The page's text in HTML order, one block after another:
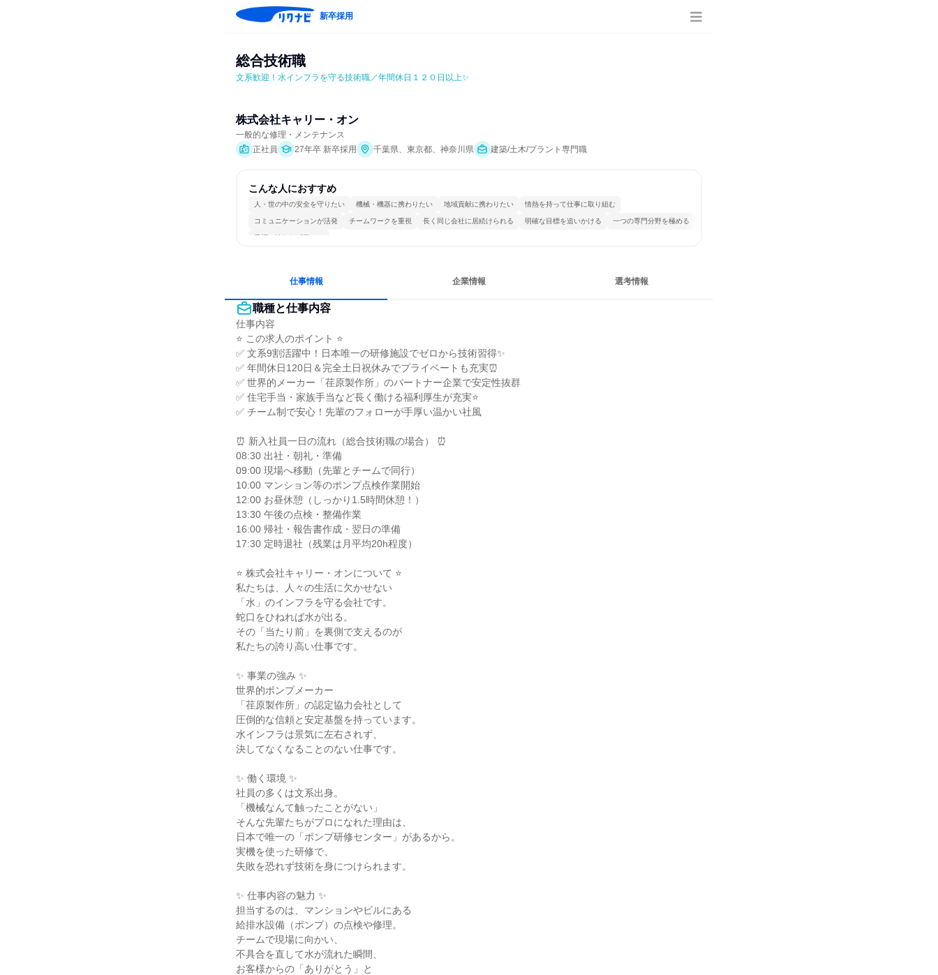
新卒採用
総合技術職
文系歓迎！水インフラを守る技術職／年間休日１２０日以上✨
株式会社キャリー・オン
一般的な修理・メンテナンス
正社員
27年卒 新卒採用 千葉県、東京都、神奈川県 建築/土木/プラント専門職
こんな人におすすめ
人・世の中の安全を守りたい 機械・機器に携わりたい 地域貢献に携わりたい 情熱を持って仕事に取り組む
コミュニケーションが活発 チームワークを重視 長く同じ会社に居続けられる 明確な目標を追いかける 一つの専門分野を極める
目標に追われず働ける
仕事情報 企業情報 選考情報
職種と仕事内容
仕事内容
⭐ この求人のポイント ⭐
✅ 文系9割活躍中！日本唯一の研修施設でゼロから技術習得✨
✅ 年間休日120日＆完全土日祝休みでプライベートも充実⏰
✅ 世界的メーカー「荏原製作所」のパートナー企業で安定性抜群
✅ 住宅手当・家族手当など長く働ける福利厚生が充実⭐
✅ チーム制で安心！先輩のフォローが手厚い温かい社風
⏰ 新入社員一日の流れ（総合技術職の場合） ⏰
08:30 出社・朝礼・準備
09:00 現場へ移動（先輩とチームで同行）
10:00 マンション等のポンプ点検作業開始
12:00 お昼休憩（しっかり1.5時間休憩！）
13:30 午後の点検・整備作業
16:00 帰社・報告書作成・翌日の準備
17:30 定時退社（残業は月平均20h程度）
⭐ 株式会社キャリー・オンについて ⭐
私たちは、人々の生活に欠かせない
「水」のインフラを守る会社です。
蛇口をひねれば水が出る。
その「当たり前」を裏側で支えるのが
私たちの誇り高い仕事です。
✨ 事業の強み ✨
世界的ポンプメーカー
「荏原製作所」の認定協力会社として
圧倒的な信頼と安定基盤を持っています。
水インフラは景気に左右されず、
決してなくなることのない仕事です。
✨ 働く環境 ✨
社員の多くは文系出身。
「機械なんて触ったことがない」
そんな先輩たちがプロになれた理由は、
日本で唯一の「ポンプ研修センター」があるから。
実機を使った研修で、
失敗を恐れず技術を身につけられます。
✨ 仕事内容の魅力 ✨
担当するのは、マンションやビルにある
給排水設備（ポンプ）の点検や修理。
チームで現場に向かい、
不具合を直して水が流れた瞬間、
お客様からの「ありがとう」と